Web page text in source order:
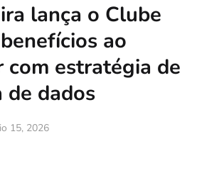
lança o Clube
ao
com estratégia de
dados
15, 2026